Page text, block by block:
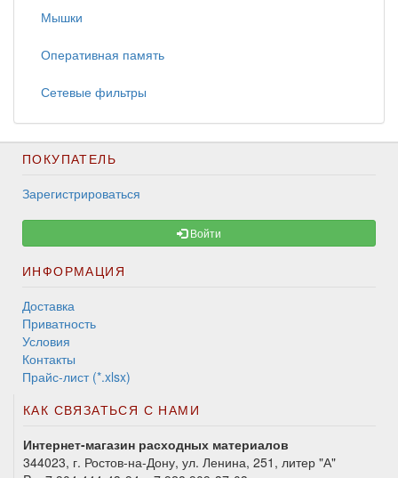
Мышки
Оперативная память
Сетевые фильтры
ПОКУПАТЕЛЬ
Зарегистрироваться
Войти
ИНФОРМАЦИЯ
Доставка
Приватность
Условия
Контакты
Прайс-лист (*.xlsx)
КАК СВЯЗАТЬСЯ С НАМИ
Интернет-магазин расходных материалов
344023, г. Ростов-на-Дону, ул. Ленина, 251, литер "А"